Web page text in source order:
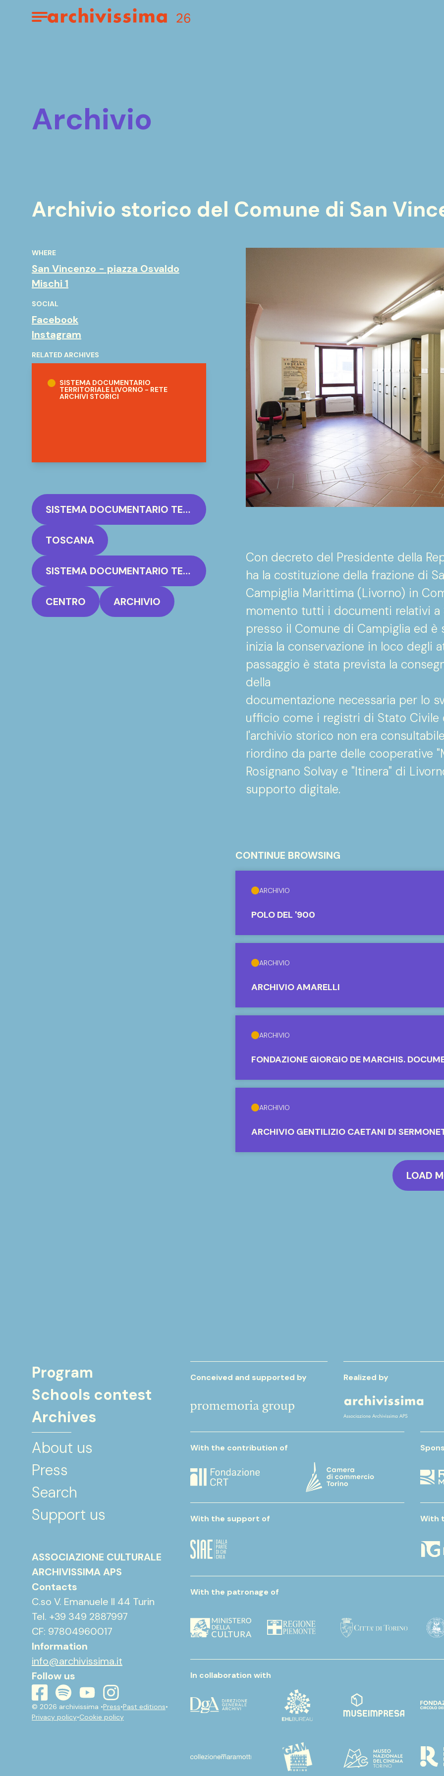
Home page
Apri il menu
archivio
Archivio storico del Comune di San
WHERE
San Vincenzo - piazza Osvaldo
Mischi 1
SOCIAL
Facebook
Instagram
RELATED ARCHIVES
SISTEMA DOCUMENTARIO
TERRITORIALE LIVORNO - RETE
ARCHIVI STORICI
Sistema documentario territoriale Livorno - Rete Archivi storici
SISTEMA DOCUMENTARIO TERRITORIALE LIVORNO - RETE ARCHIVI STORICI
TOSCANA
SISTEMA DOCUMENTARIO TERRITORIALE LIVORNO - RETE ARCHIVI STORICI
CENTRO ARCHIVIO
Con decreto del Presidente della
ha la costituzione della frazione di
Campiglia Marittima (Livorno) in
momento tutti i documenti relativi a
presso il Comune di Campiglia ed
inizia la conservazione in loco degli
passaggio è stata prevista la
della
documentazione necessaria per lo
ufficio come i registri di Stato Civile
l'archivio storico non era
riordino da parte delle cooperative
Rosignano Solvay e "Itinera" di
supporto digitale.
CONTINUE BROWSING
ARCHIVIO
POLO DEL '900
ARCHIVIO
ARCHIVIO AMARELLI
ARCHIVIO
FONDAZIONE GIORGIO DE MARCHIS.
ARCHIVIO
ARCHIVIO GENTILIZIO CAETANI DI
LOAD
Program
Schools contest
Archives
About us
Press
Search
Support us
ASSOCIAZIONE CULTURALE
ARCHIVISSIMA APS
Contacts
C.so V. Emanuele II 44 Turin
Tel. +39 349 2887997
CF: 97804960017
Information
info@archivissima.it
Follow us
facebook
spotifyyoutubeinstagram
© 2026 archivissima •Press•Past editions•
Privacy policy•Cookie policy
Conceived and supported by Realized by
With the contribution of
With the support of With
With the patronage of
In collaboration with